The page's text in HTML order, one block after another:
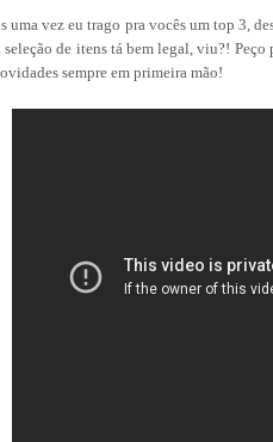
uma vez eu trago pra vocês um top 3,
seleção de itens tá bem legal, viu?! Peço
sempre em primeira mão!